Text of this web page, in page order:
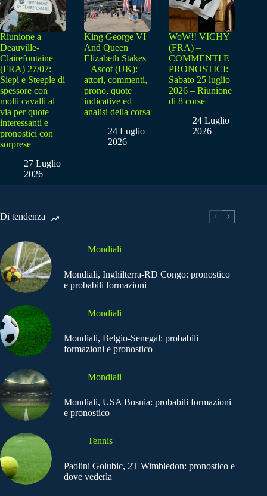
Riunione a
Deauville-
Clairefontaine
(FRA) 27/07:
Siepi e Steeple di
spessore con
molti cavalli al
via per quote
interessanti e
pronostici con
sorprese
27 Luglio
2026
King George VI
And Queen
Elizabeth Stakes
– Ascot (UK):
attori, commenti,
prono, quote
indicative ed
analisi della corsa
24 Luglio
2026
WoW!! VICHY
(FRA) –
COMMENTI E
PRONOSTICI:
Sabato 25 luglio
2026 – Riunione
di 8 corse
24 Luglio
2026
Di tendenza
Mondiali
Mondiali, Inghilterra-RD Congo: pronostico
e probabili formazioni
Mondiali
Mondiali, Belgio-Senegal: probabili
formazioni e pronostico
Mondiali
Mondiali, USA Bosnia: probabili formazioni
e pronostico
Tennis
Paolini Golubic, 2T Wimbledon: pronostico e
dove vederla